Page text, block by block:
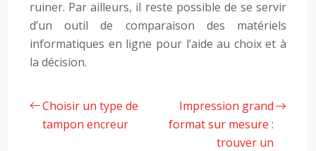
ruiner. Par ailleurs, il reste possible de se servir
d’un outil de comparaison des matériels
informatiques en ligne pour l’aide au choix et à
la décision.
Choisir un type de
tampon encreur
Impression grand
format sur mesure :
trouver un